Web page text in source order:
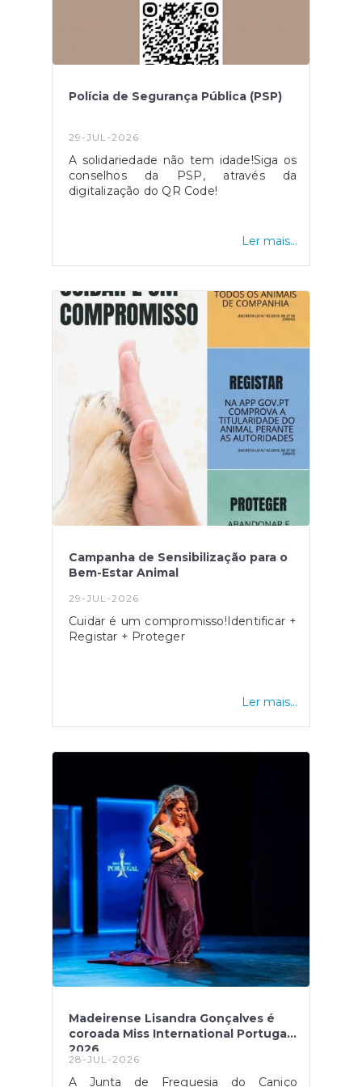
Polícia de Segurança Pública (PSP)
29-JUL-2026
A solidariedade não tem idade!Siga os
conselhos da PSP, através da
digitalização do QR Code!
Ler mais...
Campanha de Sensibilização para o
Bem-Estar Animal
29-JUL-2026
Cuidar é um compromisso!Identificar +
Registar + Proteger
Ler mais...
Madeirense Lisandra Gonçalves é
coroada Miss International Portugal
2026
28-JUL-2026
A Junta de Freguesia do Caniço